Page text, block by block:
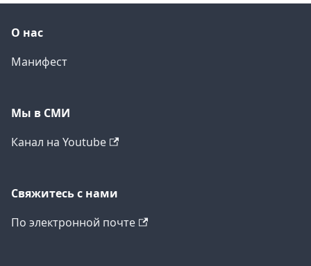
О нас
Манифест
Мы в СМИ
Канал на Youtube
Свяжитесь с нами
По электронной почте